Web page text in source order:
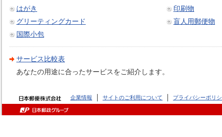
はがき
グリーティングカード
国際小包
印刷物
盲人用郵便物
サービス比較表
あなたの用途に合ったサービスをご紹介します。
企業情報 サイトのご利用について プライバシーポリ